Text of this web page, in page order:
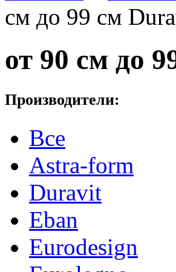
см до 99 см
от 90 см до
Производители:
Все
Astra-form
Duravit
Eban
Eurodesign